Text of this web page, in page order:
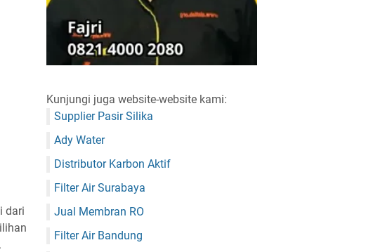
dari
Kunjungi juga website-website kami:
Supplier Pasir Silika
Ady Water
Distributor Karbon Aktif
Filter Air Surabaya
Jual Membran RO
Filter Air Bandung